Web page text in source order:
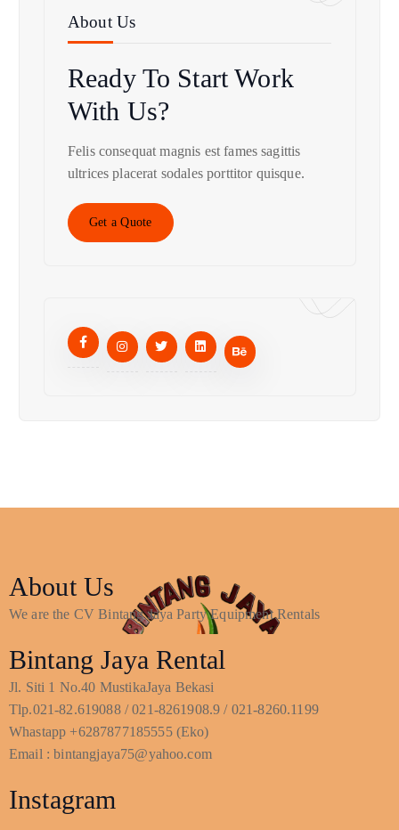
About Us
Ready To Start Work
With Us?
Felis consequat magnis est fames sagittis
ultrices placerat sodales porttitor quisque.
Get a Quote
About Us
We are the CV Bintang Jaya Party Equipment Rentals
Bintang Jaya Rental
Jl. Siti 1 No.40 MustikaJaya Bekasi
Tlp.021-82.619088 / 021-8261908.9 / 021-8260.1199
Whastapp +6287877185555 (Eko)
Email : bintangjaya75@yahoo.com
Instagram